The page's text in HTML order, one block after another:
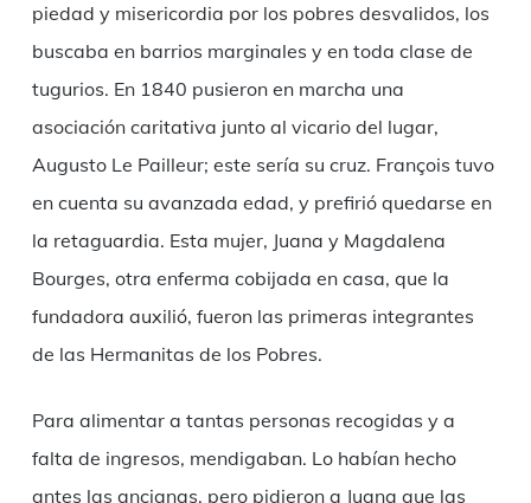
piedad y misericordia por los pobres desvalidos, los
buscaba en barrios marginales y en toda clase de
tugurios. En 1840 pusieron en marcha una
asociación caritativa junto al vicario del lugar,
Augusto Le Pailleur; este sería su cruz. François tuvo
en cuenta su avanzada edad, y prefirió quedarse en
la retaguardia. Esta mujer, Juana y Magdalena
Bourges, otra enferma cobijada en casa, que la
fundadora auxilió, fueron las primeras integrantes
de las Hermanitas de los Pobres.
Para alimentar a tantas personas recogidas y a
falta de ingresos, mendigaban. Lo habían hecho
antes las ancianas, pero pidieron a Juana que las